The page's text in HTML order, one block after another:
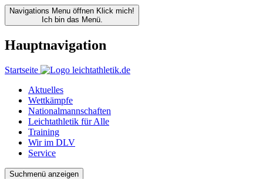
Navigations Menu öffnen Klick mich!
Ich bin das Menü.
Hauptnavigation
Startseite
Aktuelles
Wettkämpfe
Nationalmannschaften
Leichtathletik für Alle
Training
Wir im DLV
Service
Suchmenü anzeigen